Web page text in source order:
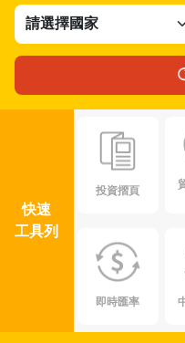
快速
工具列
投資摺頁
即時匯率